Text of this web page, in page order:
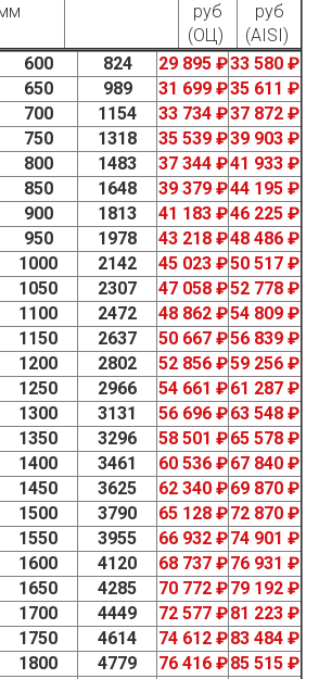
руб
(ОЦ)
руб
(AISI)
600
824 29 895 ₽33 580 ₽
650
989 31 699 ₽35 611 ₽
700
1154 33 734 ₽37 872 ₽
750
1318 35 539 ₽39 903 ₽
800
1483 37 344 ₽41 933 ₽
850
1648 39 379 ₽44 195 ₽
900
1813 41 183 ₽46 225 ₽
950
1978 43 218 ₽48 486 ₽
1000
2142 45 023 ₽50 517 ₽
1050
2307 47 058 ₽52 778 ₽
1100
2472 48 862 ₽54 809 ₽
1150
2637 50 667 ₽56 839 ₽
1200
2802 52 856 ₽59 256 ₽
1250
2966 54 661 ₽61 287 ₽
1300
3131 56 696 ₽63 548 ₽
1350
3296 58 501 ₽65 578 ₽
1400
3461 60 536 ₽67 840 ₽
1450
3625 62 340 ₽69 870 ₽
1500
3790 65 128 ₽72 870 ₽
1550
3955 66 932 ₽74 901 ₽
1600
4120 68 737 ₽76 931 ₽
1650
4285 70 772 ₽79 192 ₽
1700
4449 72 577 ₽81 223 ₽
1750
4614 74 612 ₽83 484 ₽
1800
4779 76 416 ₽85 515 ₽